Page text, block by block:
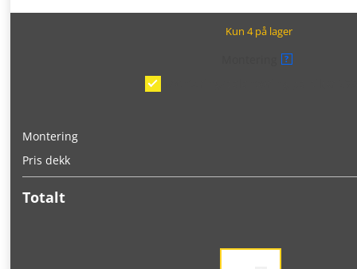
Kun 4 på lager
?
Montering
Pris dekk
Totalt
Toyo